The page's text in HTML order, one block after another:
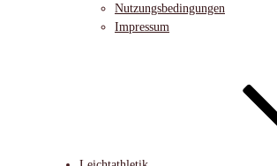
Nutzungsbedingungen
Impressum